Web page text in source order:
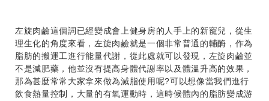
左旋肉鹼這個詞已經變成會上健身房的人手上的新寵兒，從生
理生化的角度來看，左旋肉鹼就是一個非常普通的輔酶，作為
脂肪的搬運工進行能量代謝，從此處就可以發現，左旋肉鹼並
不是減肥藥，他並沒有提高身體代謝率以及體溫升高的效果，
那為甚麼常常大家拿來做為減脂使用呢?可以想像當我們進行
飲食熱量控制，大量的有氧運動時，這時候體內的脂肪變成游